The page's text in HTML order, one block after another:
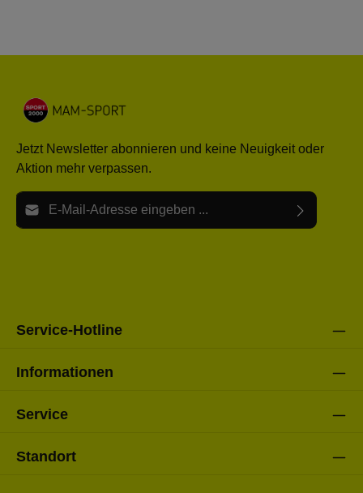
Jetzt Newsletter abonnieren und keine Neuigkeit oder
Aktion mehr verpassen.
E-Mail-Adresse*
Service-Hotline
Informationen
Service
Standort